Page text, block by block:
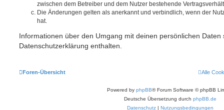
zwischen dem Betreiber und dem Nutzer bestehende
Die Änderungen gelten als anerkannt und verbindlich, wenn der
hat.
Informationen über den Umgang mit deinen persönlichen Daten
Datenschutzerklärung enthalten.
Foren-Übersicht Alle
Powered by phpBB® Forum Software © phpBB
Deutsche Übersetzung durch phpBB.de
Datenschutz | Nutzungsbedingungen